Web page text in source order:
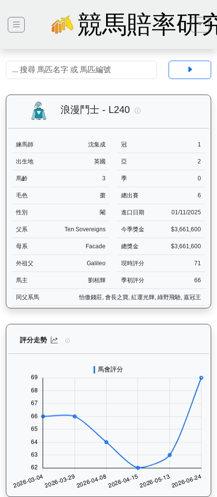
競馬賠率研
浪漫鬥士 - L240
練馬師 沈集成 冠 1
出生地 英國 亞 2
馬齡 3 季 0
毛色 棗 總出賽 6
性別 閹 進口日期 01/11/2025
父系 Ten Sovereigns 今季獎金 $3,661,600
母系 Facade 總獎金 $3,661,600
外祖父 Galileo 現時評分 71
馬主 劉栢輝 季初評分 66
同父系馬 怡傲錢莊, 會長之寶, 紅運光輝, 綠野飛馳, 嘉冠王
評分走勢 浪漫鬥士（L240）— 評分走勢圖表：追蹤香